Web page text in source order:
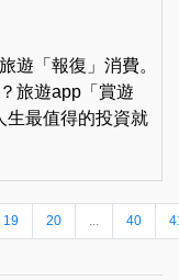
遊「報復」消費。
旅遊app「賞遊
生最值得的投資就
19 20 40